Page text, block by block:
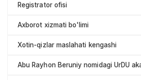
Registrator ofisi
Axborot xizmati bo'limi
Xotin-qizlar maslahati kengashi
Abu Rayhon Beruniy nomidagi UrDU